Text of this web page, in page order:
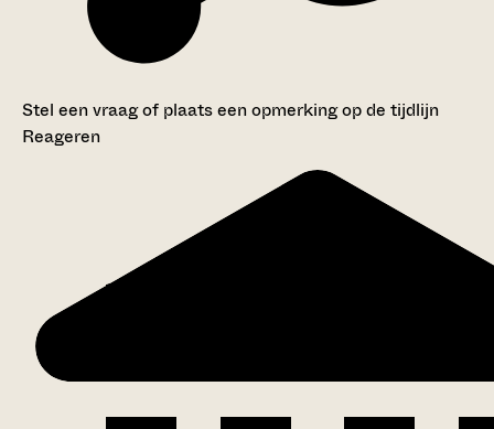
Stel een vraag of plaats een opmerking op de tijdlijn
Reageren